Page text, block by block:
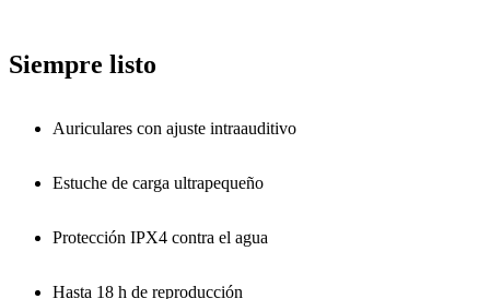
Siempre listo
Auriculares con ajuste intraauditivo
Estuche de carga ultrapequeño
Protección IPX4 contra el agua
Hasta 18 h de reproducción